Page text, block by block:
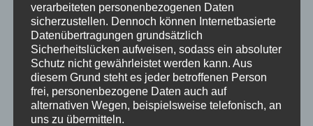
Der Oberstdorfer Musiksommer vom 28. Juli
bis 14. August 2022 Vor der imposanten Kulisse
der Allgäuer Alpen präsentiert der
Oberstdorfer Musiksommer eine erlesene
Auswahl an Künstlern und musikalischen
Kostbarkeiten. Das alljährliche Sommer-Musik-
verarbeiteten personenbezogenen Daten
sicherzustellen. Dennoch können Internetbasierte
Datenübertragungen grundsätzlich
Sicherheitslücken aufweisen, sodass ein absoluter
Schutz nicht gewährleistet werden kann. Aus
diesem Grund steht es jeder betroffenen Person
frei, personenbezogene Daten auch auf
alternativen Wegen, beispielsweise telefonisch, an
uns zu übermitteln.